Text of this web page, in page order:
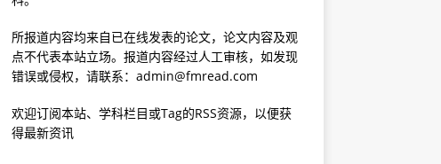
所报道内容均来自已在线发表的论文，论文内容及观
点不代表本站立场。报道内容经过人工审核，如发现
错误或侵权，请联系：admin@fmread.com
欢迎订阅本站、学科栏目或Tag的RSS资源，以便获
得最新资讯